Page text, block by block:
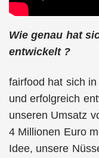
Wie genau hat
entwickelt ?
fairfood hat sich
und erfolgreich
unseren Umsatz
4 Millionen Euro
Idee, unsere